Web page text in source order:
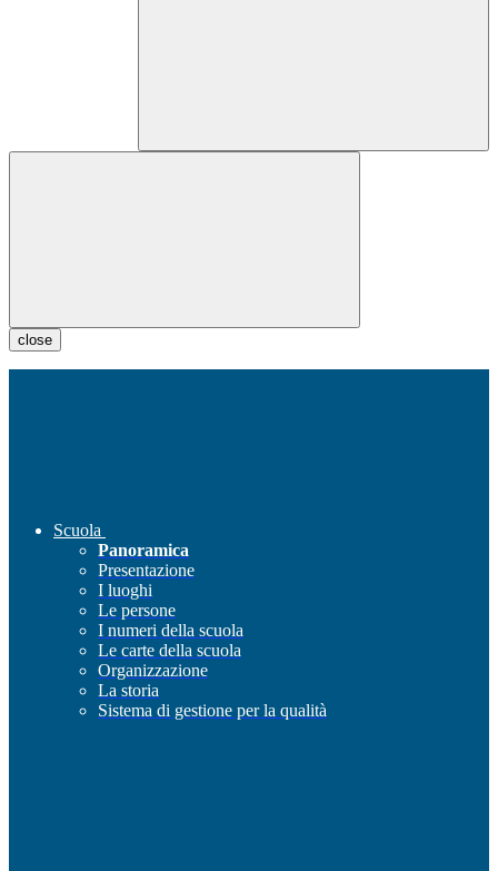
close
Scuola
Panoramica
Presentazione
I luoghi
Le persone
I numeri della scuola
Le carte della scuola
Organizzazione
La storia
Sistema di gestione per la qualità